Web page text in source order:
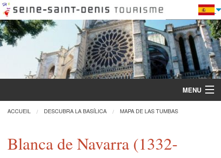
MENU
Descubra la Basílica
ACCUEIL DESCUBRA LA BASÍLICA MAPA DE LAS TUMBAS
Blanca de Navarra (1332-